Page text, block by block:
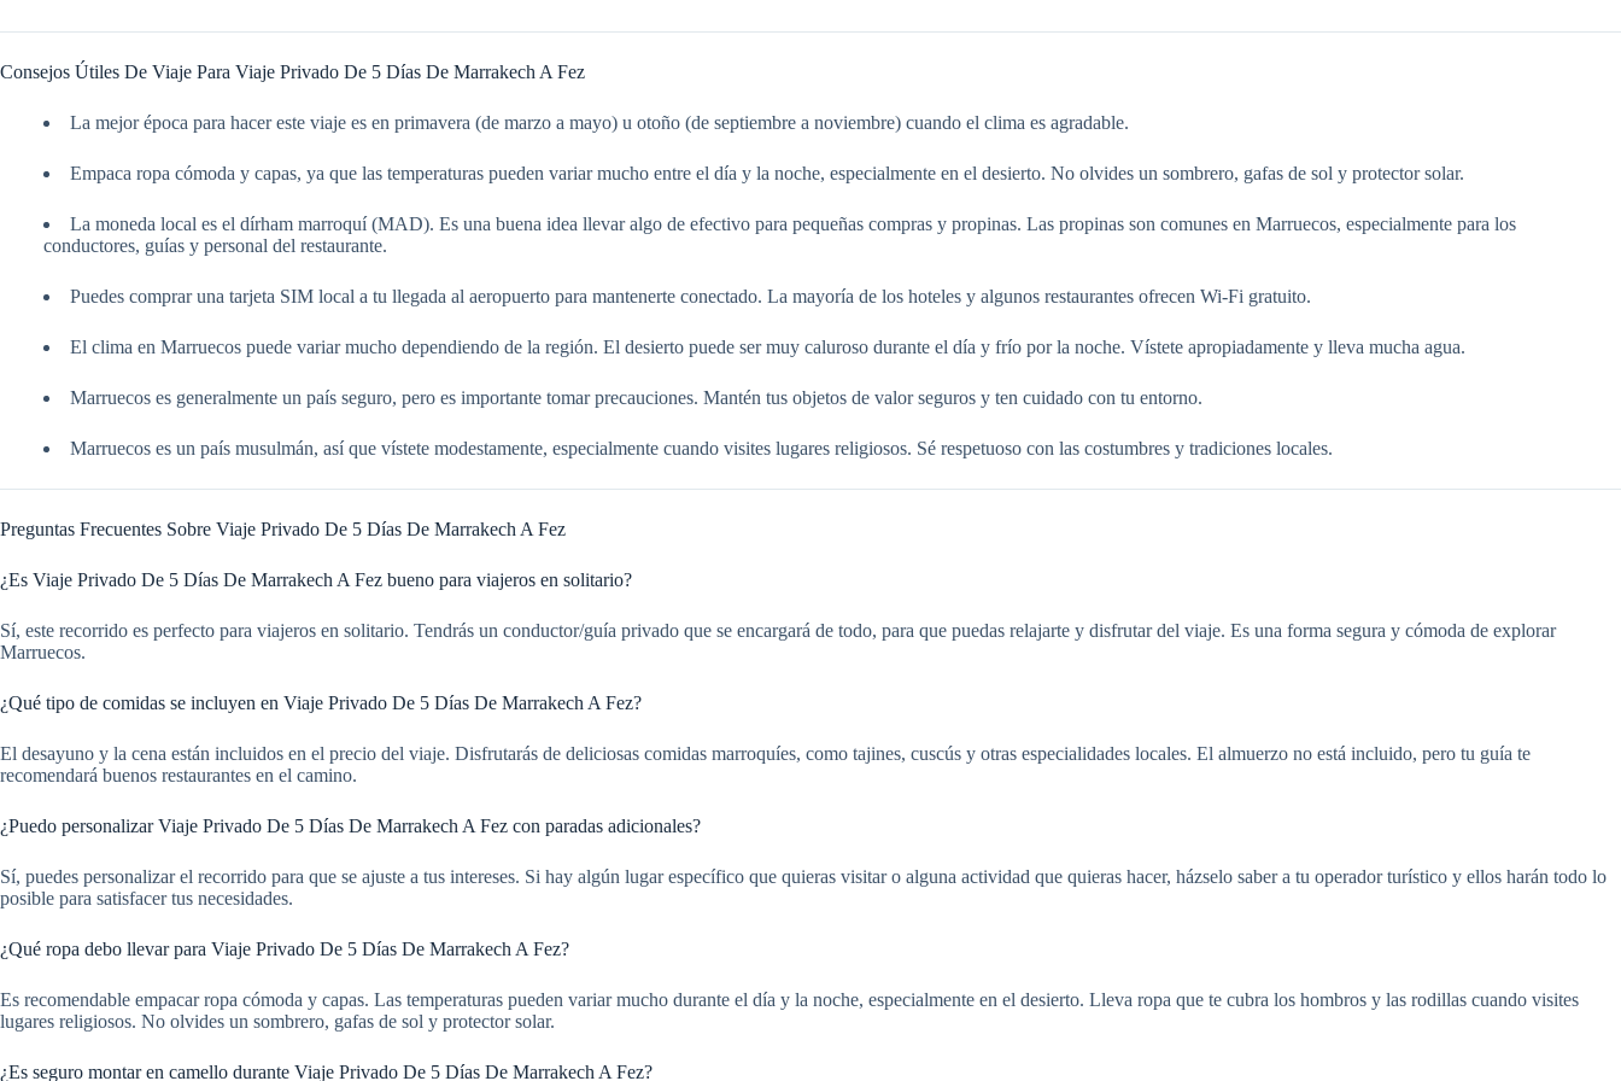
Consejos Útiles De Viaje Para Viaje Privado De 5 Días De Marrakech A Fez
La mejor época para hacer este viaje es en primavera (de marzo a mayo) u otoño (de septiembre a noviembre) cuando el clima es agradable.
Empaca ropa cómoda y capas, ya que las temperaturas pueden variar mucho entre el día y la noche, especialmente en el desierto. No olvides un sombrero, gafas de sol y protector solar.
La moneda local es el dírham marroquí (MAD). Es una buena idea llevar algo de efectivo para pequeñas compras y propinas. Las propinas son comunes en Marruecos, especialmente para los
conductores, guías y personal del restaurante.
Puedes comprar una tarjeta SIM local a tu llegada al aeropuerto para mantenerte conectado. La mayoría de los hoteles y algunos restaurantes ofrecen Wi-Fi gratuito.
El clima en Marruecos puede variar mucho dependiendo de la región. El desierto puede ser muy caluroso durante el día y frío por la noche. Vístete apropiadamente y lleva mucha agua.
Marruecos es generalmente un país seguro, pero es importante tomar precauciones. Mantén tus objetos de valor seguros y ten cuidado con tu entorno.
Marruecos es un país musulmán, así que vístete modestamente, especialmente cuando visites lugares religiosos. Sé respetuoso con las costumbres y tradiciones locales.
Preguntas Frecuentes Sobre Viaje Privado De 5 Días De Marrakech A Fez
¿Es Viaje Privado De 5 Días De Marrakech A Fez bueno para viajeros en solitario?
Sí, este recorrido es perfecto para viajeros en solitario. Tendrás un conductor/guía privado que se encargará de todo, para que puedas relajarte y disfrutar del viaje. Es una forma segura y cómoda de explorar
Marruecos.
¿Qué tipo de comidas se incluyen en Viaje Privado De 5 Días De Marrakech A Fez?
El desayuno y la cena están incluidos en el precio del viaje. Disfrutarás de deliciosas comidas marroquíes, como tajines, cuscús y otras especialidades locales. El almuerzo no está incluido, pero tu guía te
recomendará buenos restaurantes en el camino.
¿Puedo personalizar Viaje Privado De 5 Días De Marrakech A Fez con paradas adicionales?
Sí, puedes personalizar el recorrido para que se ajuste a tus intereses. Si hay algún lugar específico que quieras visitar o alguna actividad que quieras hacer, házselo saber a tu operador turístico y ellos harán todo lo
posible para satisfacer tus necesidades.
¿Qué ropa debo llevar para Viaje Privado De 5 Días De Marrakech A Fez?
Es recomendable empacar ropa cómoda y capas. Las temperaturas pueden variar mucho durante el día y la noche, especialmente en el desierto. Lleva ropa que te cubra los hombros y las rodillas cuando visites
lugares religiosos. No olvides un sombrero, gafas de sol y protector solar.
¿Es seguro montar en camello durante Viaje Privado De 5 Días De Marrakech A Fez?